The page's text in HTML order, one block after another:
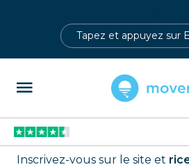
Inscrivez-vous sur le site et